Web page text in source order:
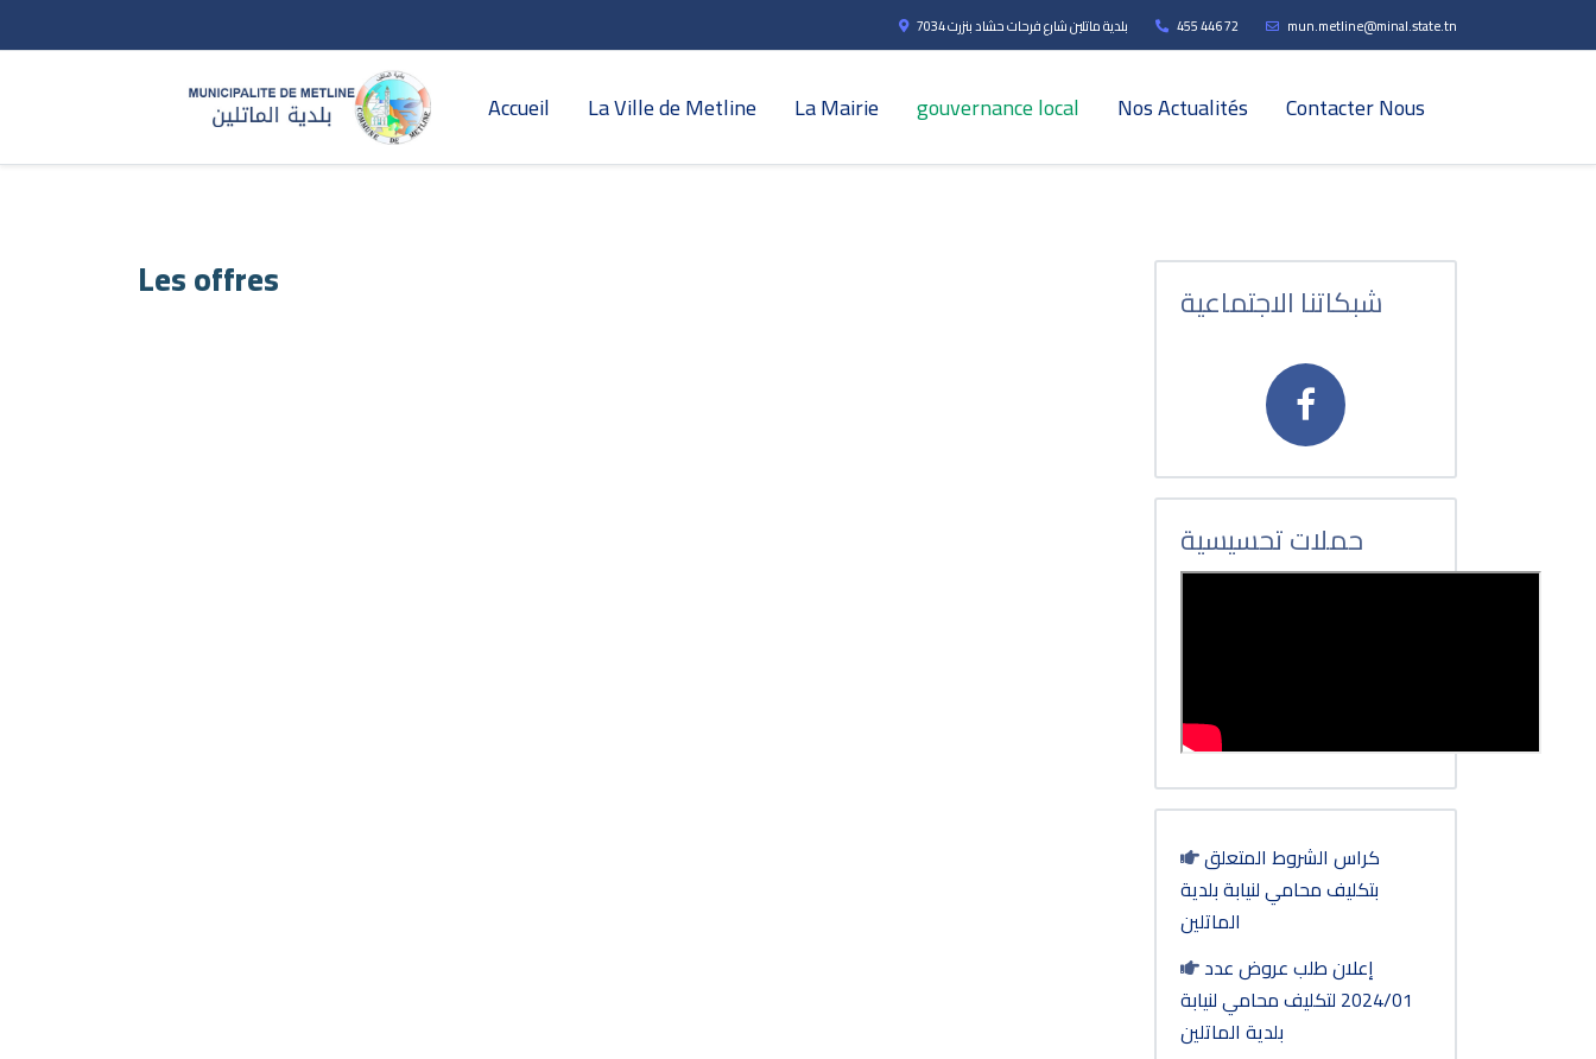
بلدية ماتلين شارع فرحات حشاد بنزرت 7034 455 446 72 mun.metline@minal.state.tn
Accueil La Ville de Metline La Mairie gouvernance local Nos Actualités Contacter Nous
Les offres شبكاتنا الاجتماعية
حملات تحسيسية
كراس الشروط المتعلق
بتكليف محامي لنيابة بلدية
الماتلين
إعلان طلب عروض عدد
2024/01 لتكليف محامي لنيابة
بلدية الماتلين